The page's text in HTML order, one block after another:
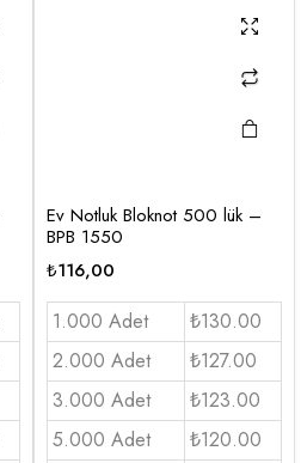
Ev Notluk Bloknot 500 lük –
BPB 1550
₺116,00
1.000 Adet
₺130.00
2.000 Adet
₺127.00
3.000 Adet
₺123.00
5.000 Adet
₺120.00